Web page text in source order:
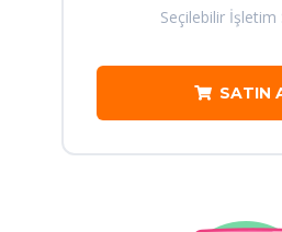
Seçilebilir İşletim
SATIN